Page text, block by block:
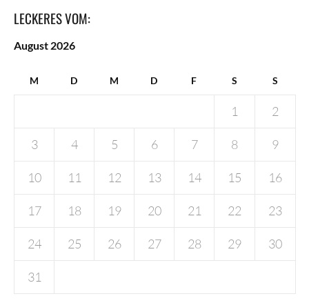
LECKERES VOM:
August 2026
M D M D F S S
1 2
3 4 5 6 7 8 9
10 11 12 13 14 15 16
17 18 19 20 21 22 23
24 25 26 27 28 29 30
31